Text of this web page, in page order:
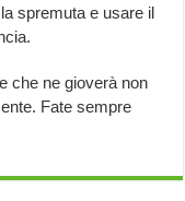
spremuta e usare il
che ne gioverà non
Fate sempre